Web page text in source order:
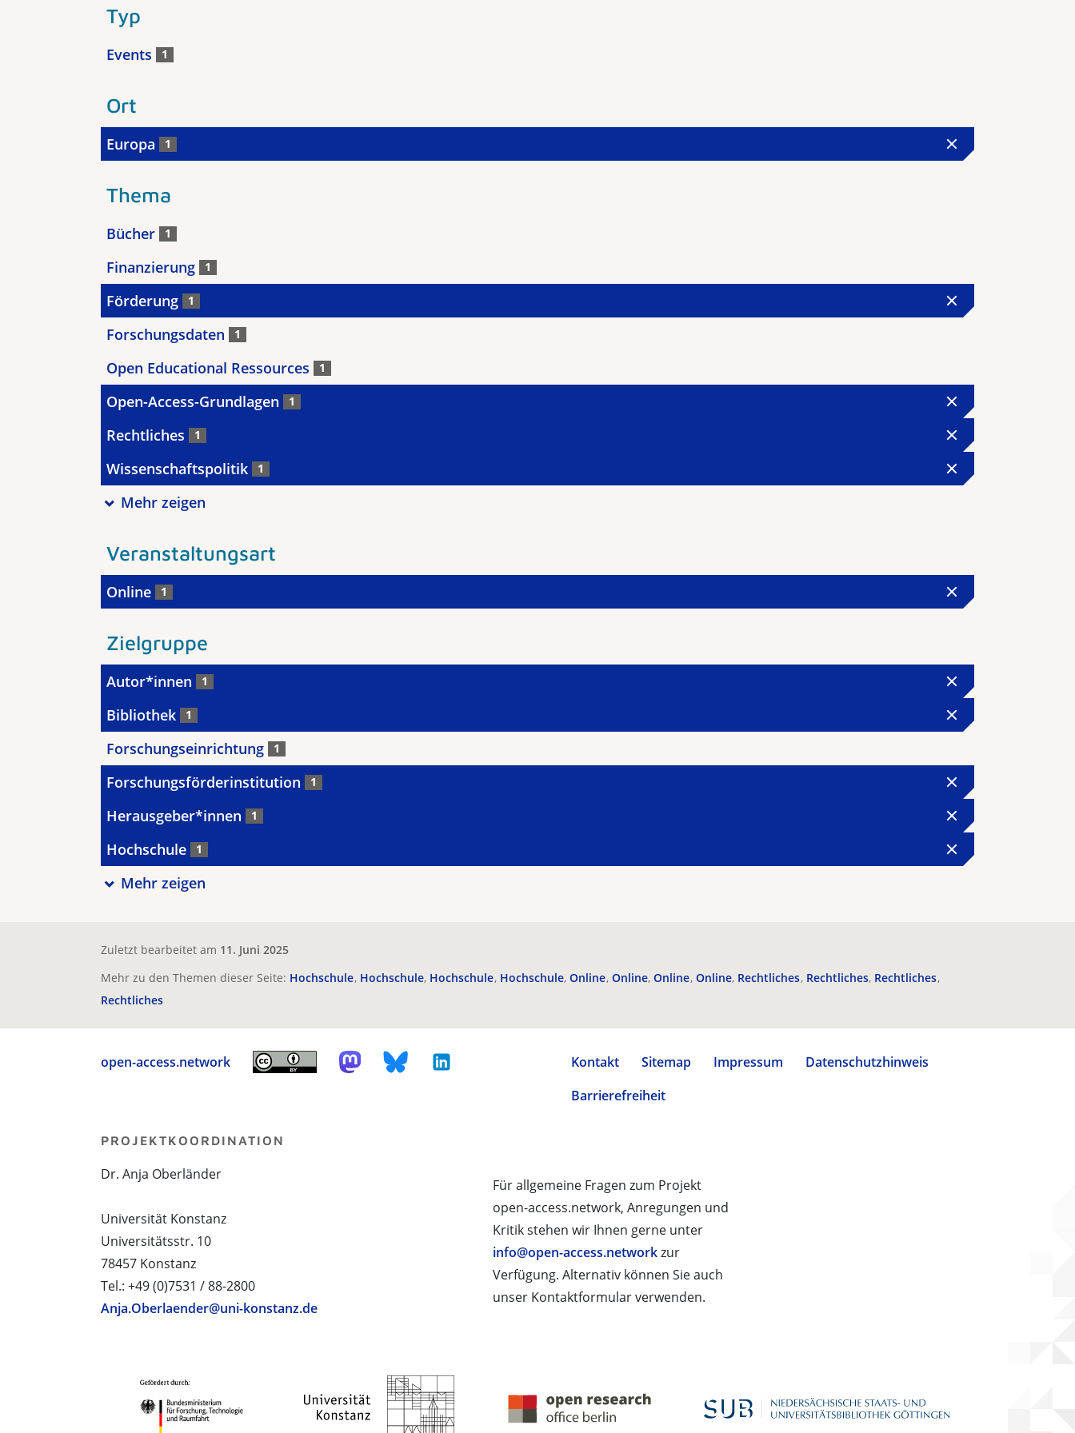
Typ
Events 1
Ort
Europa 1
Thema
Bücher 1
Finanzierung 1
Förderung 1
Forschungsdaten 1
Open Educational Ressources 1
Open-Access-Grundlagen 1
Rechtliches 1
Wissenschaftspolitik 1
Mehr zeigen
Veranstaltungsart
Online 1
Zielgruppe
Autor*innen 1
Bibliothek 1
Forschungseinrichtung 1
Forschungsförderinstitution 1
Herausgeber*innen 1
Hochschule 1
Mehr zeigen
Zuletzt bearbeitet am 11. Juni 2025
Mehr zu den Themen dieser Seite: Hochschule Hochschule Hochschule Hochschule Online Online Online Online Rechtliches Rechtliches Rechtliches
Rechtliches
open-access.network Kontakt Sitemap Impressum
Datenschutzhinweis
Barrierefreiheit
Für allgemeine Fragen zum Projekt
open-access.network, Anregungen und
Kritik stehen wir Ihnen gerne unter
info@open-access.networkzur
Verfügung. Alternativ können Sie auch
unser Kontaktformular verwenden.
PROJEKTKOORDINATION
Dr. Anja Oberländer
Universität Konstanz
Universitätsstr. 10
78457 Konstanz
Tel.: +49 (0)7531 / 88-2800
Anja.Oberlaender@uni-konstanz.de